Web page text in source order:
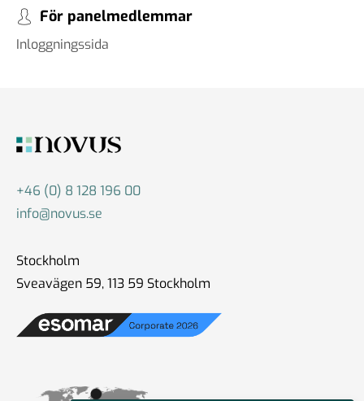
För panelmedlemmar
Inloggningssida
+46 (0) 8 128 196 00
info@novus.se
Stockholm
Sveavägen 59, 113 59 Stockholm